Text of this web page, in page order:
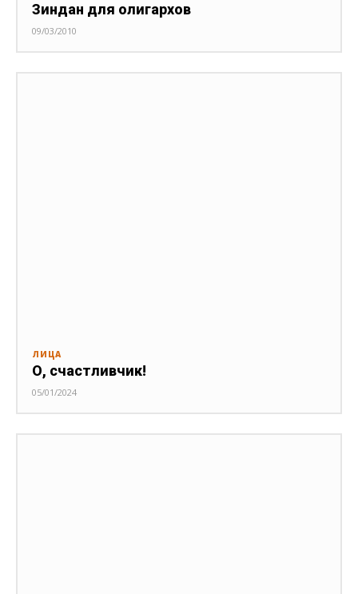
Зиндан для олигархов
09/03/2010
ЛИЦА
О, счастливчик!
05/01/2024